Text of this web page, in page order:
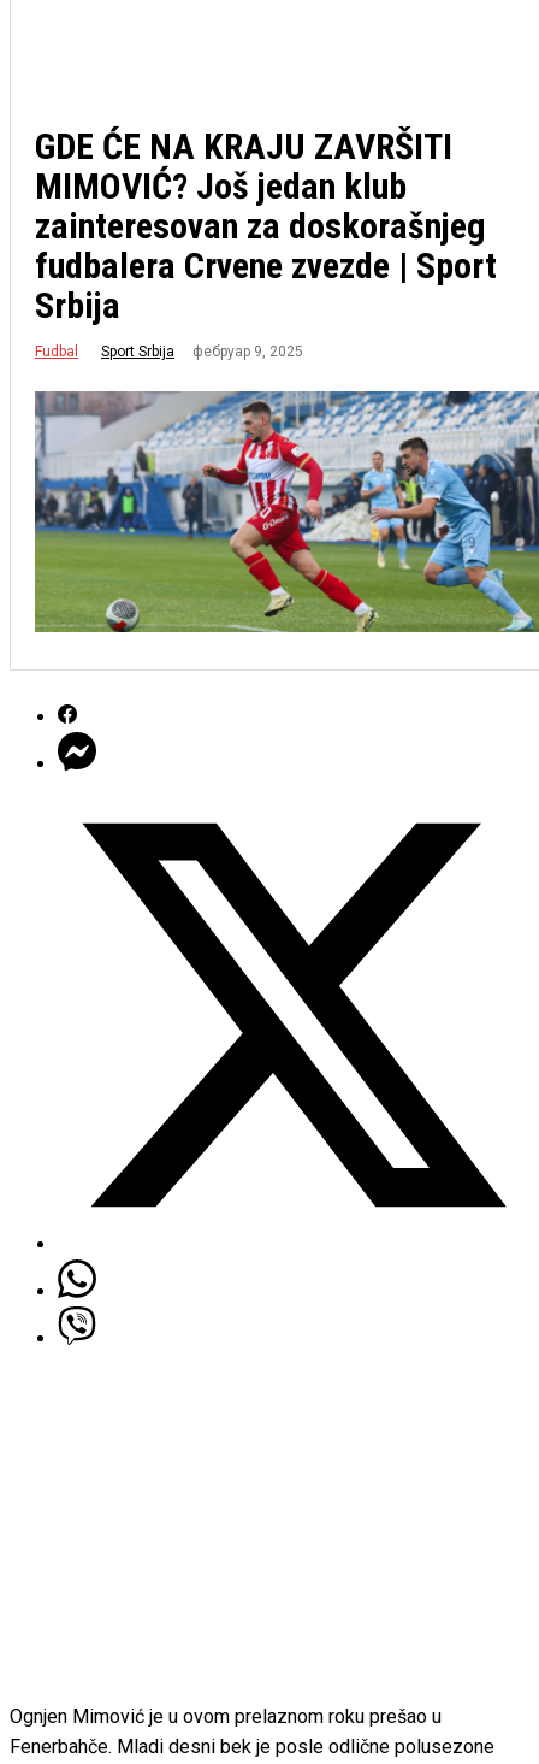
GDE ĆE NA KRAJU ZAVRŠITI
MIMOVIĆ? Još jedan klub
zainteresovan za doskorašnjeg
fudbalera Crvene zvezde | Sport
Srbija
Fudbal Sport Srbija фебруар 9, 2025
Ognjen Mimović je u ovom prelaznom roku prešao u
Fenerbahče. Mladi desni bek je posle odlične polusezone